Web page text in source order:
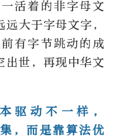
活着的非字母文
大于字母文字，
有字节跳动的成
世，再现中华文
驱动不一样，
，而是靠算法优